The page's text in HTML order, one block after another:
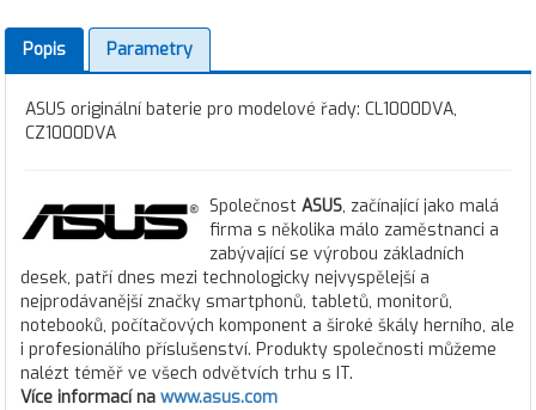
Popis Parametry
ASUS originální baterie pro modelové řady: CL1000DVA,
CZ1000DVA
Společnost ASUS, začínající jako malá
firma s několika málo zaměstnanci a
zabývající se výrobou základních
desek, patří dnes mezi technologicky nejvyspělejší a
nejprodávanější značky smartphonů, tabletů, monitorů,
notebooků, počítačových komponent a široké škály herního, ale
i profesionálího příslušenství. Produkty společnosti můžeme
nalézt téměř ve všech odvětvích trhu s IT.
Více informací na www.asus.com